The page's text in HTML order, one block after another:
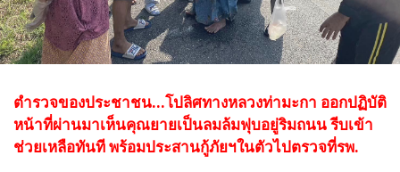
ตำรวจของประชาชน...โปลิศทางหลวงท่ามะกา ออกปฏิบัติ
หน้าที่ผ่านมาเห็นคุณยายเป็นลมล้มฟุบอยู่ริมถนน รีบเข้า
ช่วยเหลือทันที พร้อมประสานกู้ภัยฯในตัวไปตรวจที่รพ.